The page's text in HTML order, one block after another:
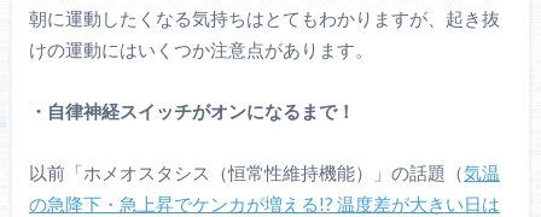
朝に運動したくなる気持ちはとてもわかりますが、起き抜
けの運動にはいくつか注意点があります。
・自律神経スイッチがオンになるまで！
以前「ホメオスタシス（恒常性維持機能）」の話題（気温
の急降下・急上昇でケンカが増える!? 温度差が大きい日は